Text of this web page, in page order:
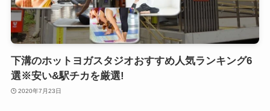
下溝のホットヨガスタジオおすすめ人気ランキング6
選※安い&駅チカを厳選!
2020年7月23日